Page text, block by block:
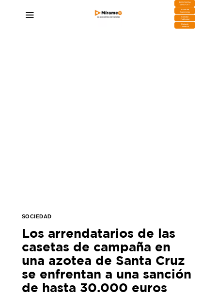
DESCARGA
MIRAPLAY
Buzón de
Sugerencias
Contratar
Publicidad
Contacto
Comercial
SOCIEDAD
Los arrendatarios de las
casetas de campaña en
una azotea de Santa Cruz
se enfrentan a una sanción
de hasta 30.000 euros